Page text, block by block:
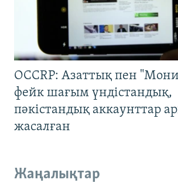
OCCRP: Азаттық пен
фейк шағым үндістандық,
пәкістандық аккаунттар
жасалған
Жаңалықтар